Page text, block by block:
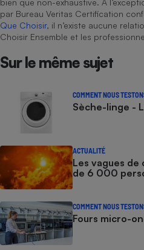
bien que non-exhaustive. À
par Bureau Veritas Certification
Que Choisir, il n’existe aucune
Choisir Ensemble et les
Sur le même sujet
COMMENT NOUS
Sèche-linge -
ACTUALITÉ
Les vagues
de 6 000
COMMENT NOUS
Fours micro-